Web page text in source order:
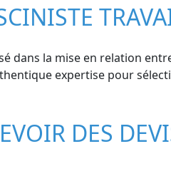
dans la mise en relation
expertise pour
DES